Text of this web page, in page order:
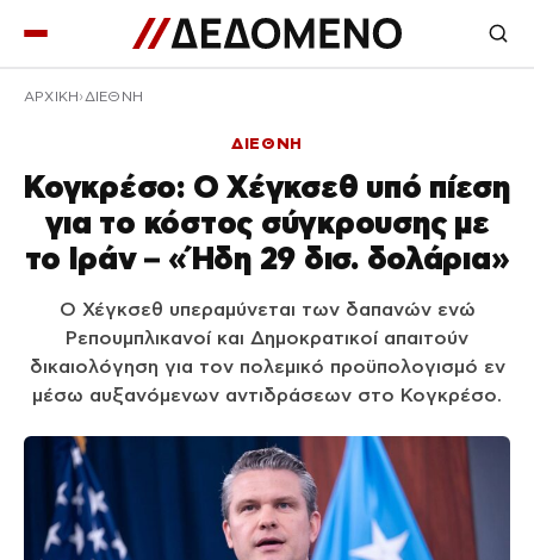
ΑΡΧΙΚΉ ΔΙΕΘΝΗ
ΔΙΕΘΝΗ
Κογκρέσο: Ο Χέγκσεθ υπό πίεση
για το κόστος σύγκρουσης με
το Ιράν – «Ήδη 29 δισ. δολάρια»
Ο Χέγκσεθ υπεραμύνεται των δαπανών ενώ
Ρεπουμπλικανοί και Δημοκρατικοί απαιτούν
δικαιολόγηση για τον πολεμικό προϋπολογισμό εν
μέσω αυξανόμενων αντιδράσεων στο Κογκρέσο.